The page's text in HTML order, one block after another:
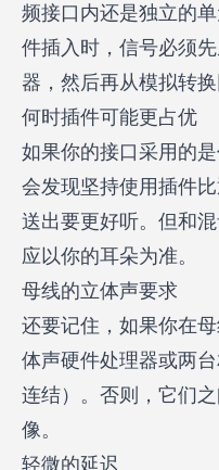
频接口内还是独立的
件插入时，信号必须
器，然后再从模拟转
何时插件可能更占优
如果你的接口采用的
会发现坚持使用插件
送出要更好听。但和
应以你的耳朵为准。
母线的立体声要求
还要记住，如果你在
体声硬件处理器或两
连结）。否则，它们
像。
轻微的延迟